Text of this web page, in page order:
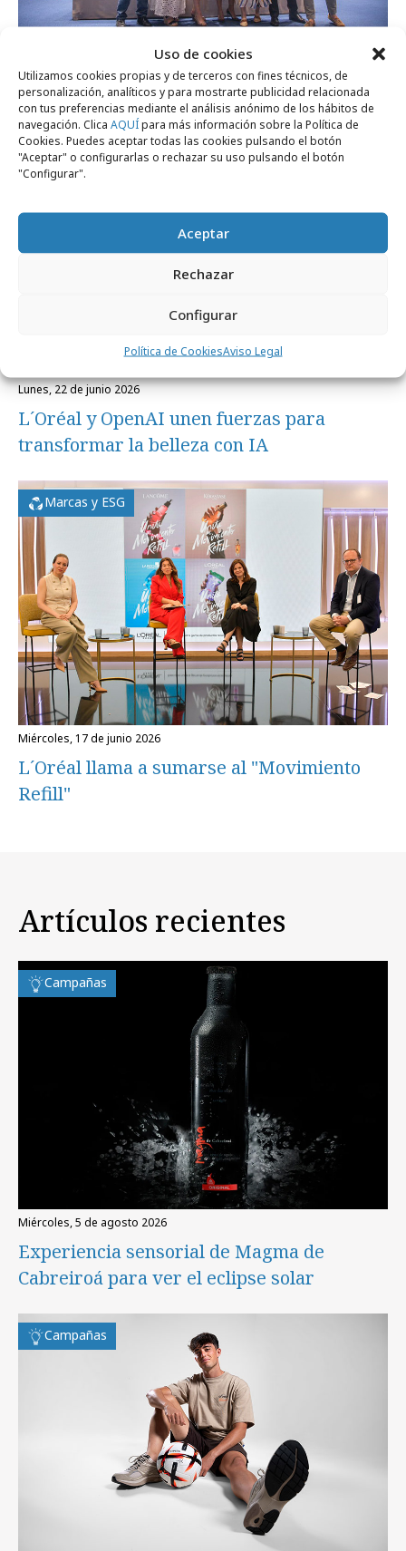
Uso de cookies
Utilizamos cookies propias y de terceros con fines técnicos, de
personalización, analíticos y para mostrarte publicidad relacionada
con tus preferencias mediante el análisis anónimo de los hábitos de
navegación. Clica AQUÍpara más información sobre la Política de
Cookies. Puedes aceptar todas las cookies pulsando el botón
"Aceptar" o configurarlas o rechazar su uso pulsando el botón
"Configurar".
Aceptar
Rechazar
Configurar
Política de CookiesAviso Legal
miércoles, 22 de julio 2026
El Ministerio de Educación y L´Oréal crean
un Hub de Peluquería
Empresas y Negocios
lunes, 22 de junio 2026
L´Oréal y OpenAI unen fuerzas para
transformar la belleza con IA
Marcas y ESG
miércoles, 17 de junio 2026
L´Oréal llama a sumarse al "Movimiento
Refill"
Artículos recientes
Campañas
miércoles, 5 de agosto 2026
Experiencia sensorial de Magma de
Cabreiroá para ver el eclipse solar
Campañas